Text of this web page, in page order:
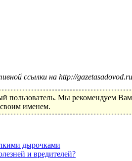
ссылки на http://
пользователь. Мы рекомендуем Вам
своим именем.
дырочками
и вредителей?